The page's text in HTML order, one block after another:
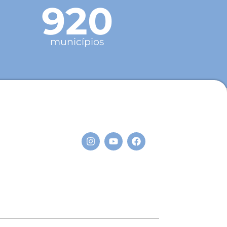
920
municípios